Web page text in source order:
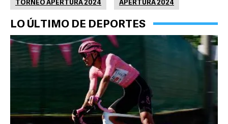
TORNEO APERTURA 2024 APERTURA 2024
LO ÚLTIMO DE DEPORTES